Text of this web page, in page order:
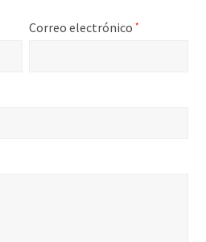
Correo electrónico*